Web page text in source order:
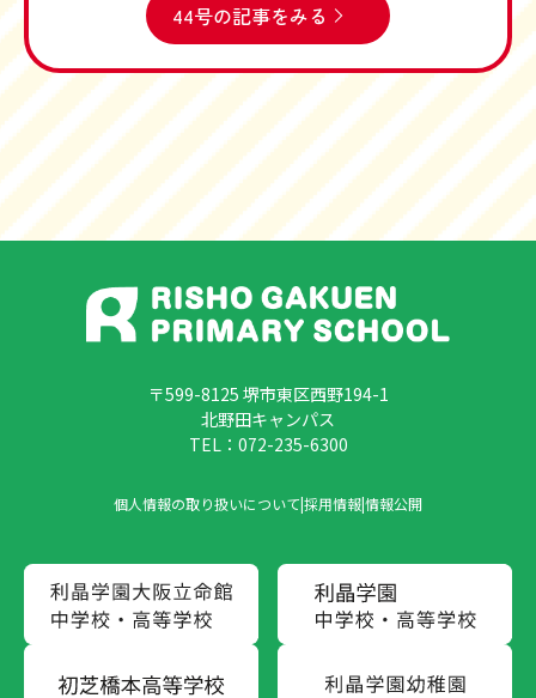
44号の記事をみる
〒599-8125 堺市東区西野194-1
北野田キャンパス
TEL：072-235-6300
個人情報の取り扱いについて|採用情報|情報公開